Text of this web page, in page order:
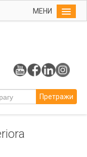
МЕНИ
Претражи